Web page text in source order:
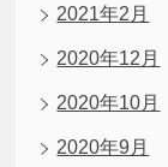
2021年2月
2020年12月
2020年10月
2020年9月